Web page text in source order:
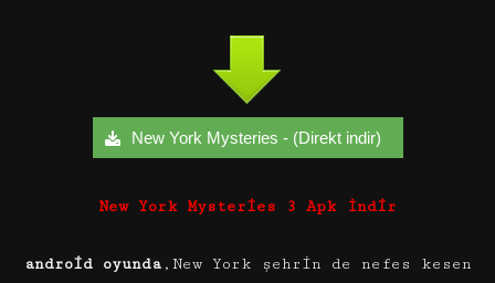
New York Mysteries - (Direkt indir)
New York Mysteries 3 Apk İndir
android oyunda,New York şehrin de nefes kesen